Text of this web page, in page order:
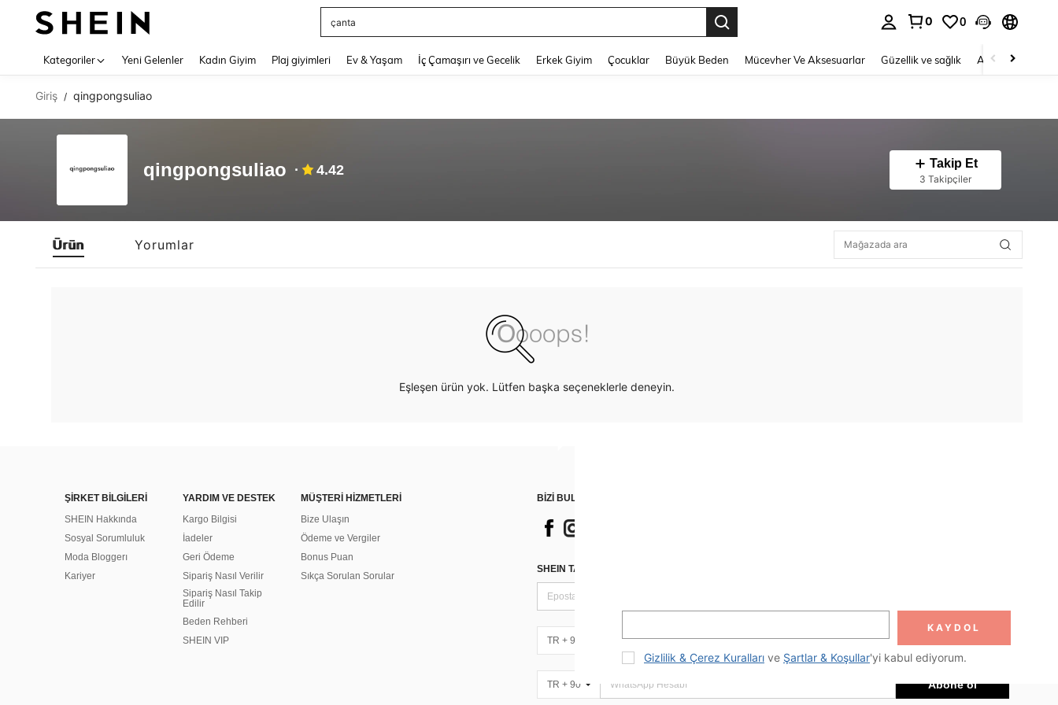
çanta
0 0
Kategoriler Yeni Gelenler Kadın Giyim Plaj giyimleri Ev & Yaşam İç Çamaşırı ve Gecelik Erkek Giyim Çocuklar Büyük Beden Mücevher Ve Aksesuarlar Güzellik ve sağlık Ayakkabı
Giriş / qingpongsuliao
qingpongsuliao 4.42 Takip Et
3 Takipçiler
Ürün Yorumlar
Eşleşen ürün yok. Lütfen başka seçeneklerle deneyin.
ŞİRKET BİLGİLERİ
SHEIN Hakkında
Sosyal Sorumluluk
Moda Bloggerı
Kariyer
YARDIM VE DESTEK
Kargo Bilgisi
İadeler
Geri Ödeme
Sipariş Nasıl Verilir
Sipariş Nasıl Takip
Edilir
Beden Rehberi
SHEIN VIP
MÜŞTERİ HİZMETLERİ
Bize Ulaşın
Ödeme ve Vergiler
Bonus Puan
Sıkça Sorulan Sorular
BİZİ BULUN
SHEIN TARZI HABERLER IÇIN KAYDOLUN
TR + 90
TR + 90 Abone ol
KAYDOL
Gizlilik & Çerez Kuralları ve Şartlar & Koşullar'yi kabul ediyorum.